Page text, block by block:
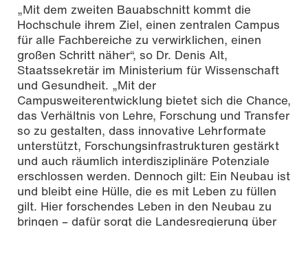
„Mit dem zweiten Bauabschnitt kommt die
Hochschule ihrem Ziel, einen zentralen Campus
für alle Fachbereiche zu verwirklichen, einen
großen Schritt näher“, so Dr. Denis Alt,
Staatssekretär im Ministerium für Wissenschaft
und Gesundheit. „Mit der
Campusweiterentwicklung bietet sich die Chance,
das Verhältnis von Lehre, Forschung und Transfer
so zu gestalten, dass innovative Lehrformate
unterstützt, Forschungsinfrastrukturen gestärkt
und auch räumlich interdisziplinäre Potenziale
erschlossen werden. Dennoch gilt: Ein Neubau ist
und bleibt eine Hülle, die es mit Leben zu füllen
gilt. Hier forschendes Leben in den Neubau zu
bringen – dafür sorgt die Landesregierung über